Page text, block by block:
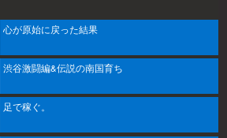
心が原始に戻った結果
渋谷激闘編&伝説の南国育ち
足で稼ぐ。